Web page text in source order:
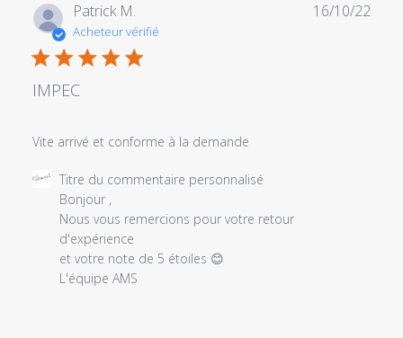
Patrick M.
Acheteur vérifié
IMPEC
Vite arrivé et conforme à la demande
Commentaires
propriétaire
magasin
Titre du commentaire personnalisé
Bonjour ,
Nous vous remercions pour votre retour
d'expérience
et votre note de 5 étoiles 😊
L'équipe AMS
16/10/22